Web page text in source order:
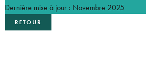
Dernière mise à jour : Novembre 2025
RETOUR